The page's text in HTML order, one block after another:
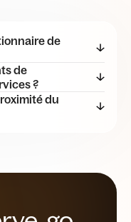
de
planificateur dans
de
?
et vous
TCP ou UDP
du